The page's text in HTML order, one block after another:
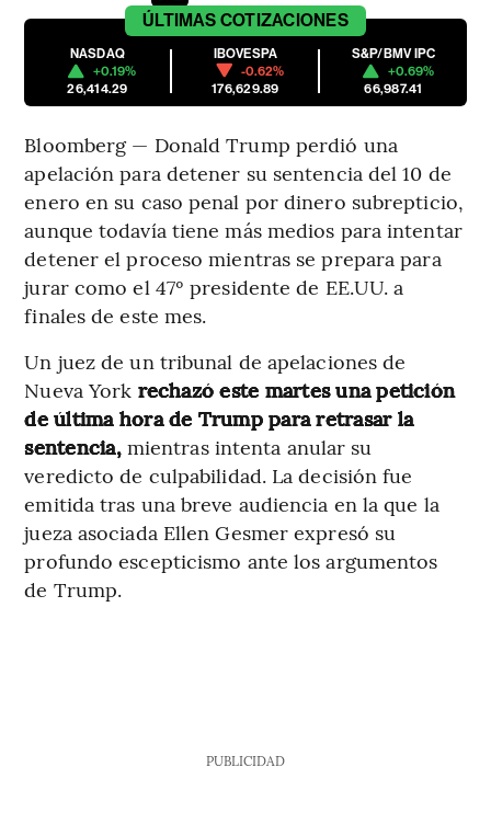
ÚLTIMAS COTIZACIONES
NASDAQ
+0.19%
26,414.29
IBOVESPA
-0.62%
176,629.89
S&P/BMV IPC
+0.69%
66,987.41
Bloomberg — Donald Trump perdió una
apelación para detener su sentencia del 10 de
enero en su caso penal por dinero subrepticio,
aunque todavía tiene más medios para intentar
detener el proceso mientras se prepara para
jurar como el 47º presidente de EE.UU. a
finales de este mes.
Un juez de un tribunal de apelaciones de
Nueva York rechazó este martes una petición
de última hora de Trump para retrasar la
sentencia,mientras intenta anular su
veredicto de culpabilidad. La decisión fue
emitida tras una breve audiencia en la que la
jueza asociada Ellen Gesmer expresó su
profundo escepticismo ante los argumentos
de Trump.
PUBLICIDAD